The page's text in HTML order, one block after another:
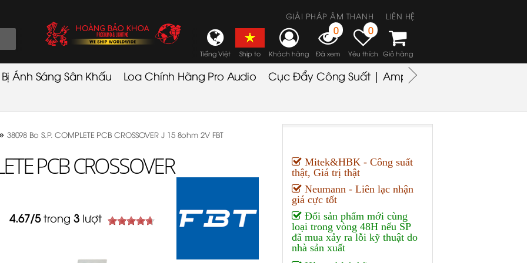
LIÊN HỆ
GIẢI PHÁP ÂM THANH
Tiếng Việt Ship to Khách hàng
0
Đã xem
0
Yêu thích Giỏ hàng
Ánh Sáng Sân Khấu Loa Chính Hãng Pro Audio Cục Đẩy Công Suất | Amplifiers
» 38098 Bo S.P. COMPLETE PCB CROSSOVER J 15 8ohm 2V FBT
PCB CROSSOVER
4.67/5trong 3 lượt
Mitek&HBK - Công suất
thật, Giá trị thật
Neumann - Liên lạc nhận
giá cực tốt
Đổi sản phẩm mới cùng
loại trong vòng 48H nếu SP
đã mua xảy ra lỗi kỹ thuật do
nhà sản xuất